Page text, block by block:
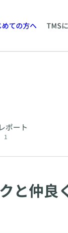
めての方へ TMS
ポート
1
と仲良